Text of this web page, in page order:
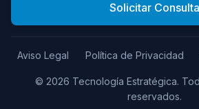
Solicitar Consulta
Aviso Legal Política de Privacidad
© 2026 Tecnología Estratégica.
reservados.